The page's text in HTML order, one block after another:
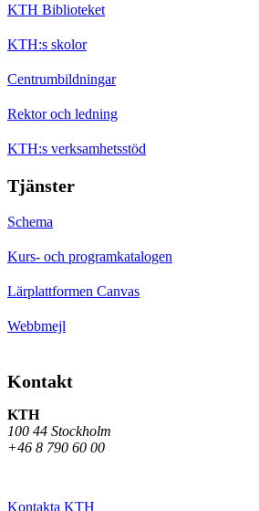
KTH Biblioteket
KTH:s skolor
Centrumbildningar
Rektor och ledning
KTH:s verksamhetsstöd
Tjänster
Schema
Kurs- och programkatalogen
Lärplattformen Canvas
Webbmejl
Kontakt
KTH
100 44 Stockholm
+46 8 790 60 00
Kontakta KTH